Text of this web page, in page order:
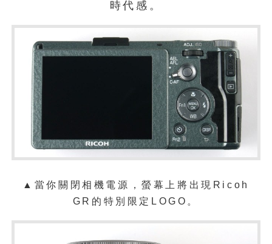
時代感。
▲當你關閉相機電源，螢幕上將出現Ricoh
GR的特別限定LOGO。